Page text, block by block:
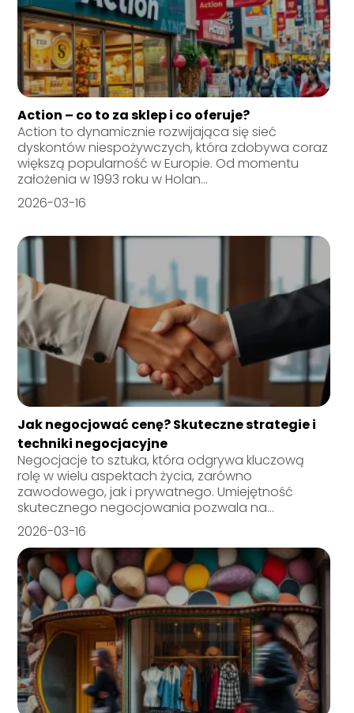
Action – co to za sklep i co oferuje?
Action to dynamicznie rozwijająca się sieć
dyskontów niespożywczych, która zdobywa coraz
większą popularność w Europie. Od momentu
założenia w 1993 roku w Holan...
2026-03-16
Jak negocjować cenę? Skuteczne strategie i
techniki negocjacyjne
Negocjacje to sztuka, która odgrywa kluczową
rolę w wielu aspektach życia, zarówno
zawodowego, jak i prywatnego. Umiejętność
skutecznego negocjowania pozwala na...
2026-03-16